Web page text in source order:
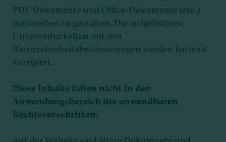
PDF-Dokumente und Office-Dokumente (etc.)
barrierefrei zu gestalten. Die aufgelisteten
Unvereinbarkeiten mit den
Barrierefreiheitsbestimmungen werden laufend
korrigiert.
Diese Inhalte fallen nicht in den
Anwendungsbereich der anwendbaren
Rechtsvorschriften: